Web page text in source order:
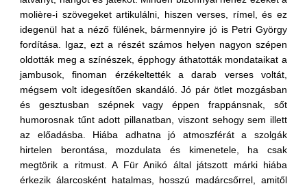
molière-i szövegeket artikulálni, hiszen verses, rímel, és ez
idegenül hat a néző fülének, bármennyire jó is Petri György
fordítása. Igaz, ezt a részét számos helyen nagyon szépen
oldották meg a színészek, épphogy áthatották mondataikat a
jambusok, finoman érzékeltették a darab verses voltát,
mégsem volt idegesítően skandáló. Jó pár ötlet mozgásban
és gesztusban szépnek vagy éppen frappánsnak, sőt
humorosnak tűnt adott pillanatban, viszont sehogy sem illett
az előadásba. Hiába adhatna jó atmoszférát a szolgák
hirtelen berontása, mozdulata és kimenetele, ha csak
megtörik a ritmust. A Für Anikó által játszott márki hiába
érkezik álarcosként hatalmas, hosszú madárcsőrrel, amitől